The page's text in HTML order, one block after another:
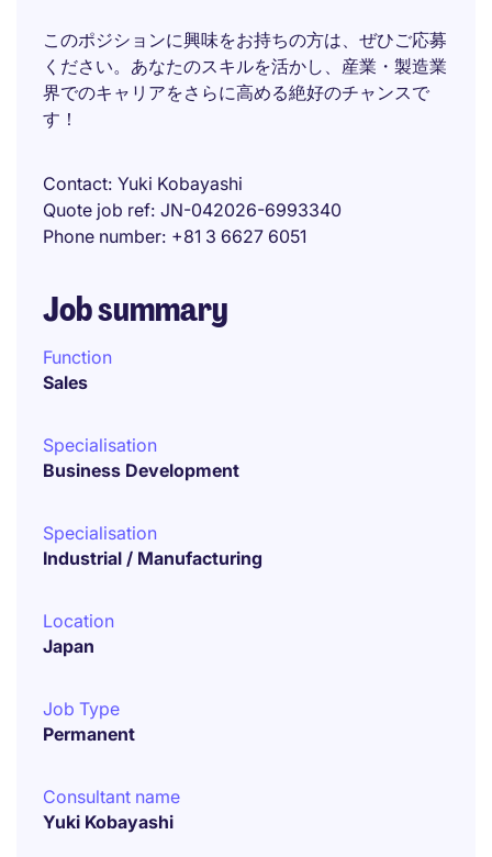
このポジションに興味をお持ちの方は、ぜひご応募
ください。あなたのスキルを活かし、産業・製造業
界でのキャリアをさらに高める絶好のチャンスで
す！
Contact Yuki Kobayashi
Quote job ref JN-042026-6993340
Phone number +81 3 6627 6051
Job summary
Function
Sales
Specialisation
Business Development
Specialisation
Industrial / Manufacturing
Location
Japan
Job Type
Permanent
Consultant name
Yuki Kobayashi